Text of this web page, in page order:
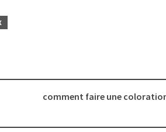
comment faire une